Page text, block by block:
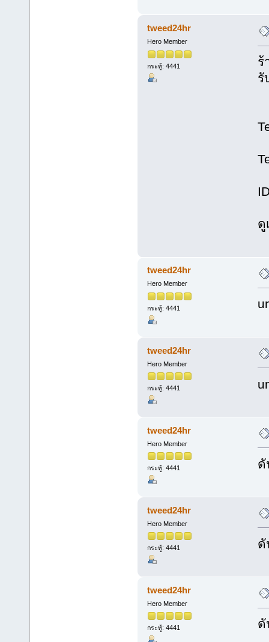
tweed24hr
Hero Member
กระทู้: 4441
ร้
รั
ดู
tweed24hr
Hero Member
กระทู้: 4441
tweed24hr
Hero Member
กระทู้: 4441
tweed24hr
Hero Member
กระทู้: 4441 ดั
tweed24hr
Hero Member
กระทู้: 4441 ดั
tweed24hr
Hero Member
กระทู้: 4441 ดั